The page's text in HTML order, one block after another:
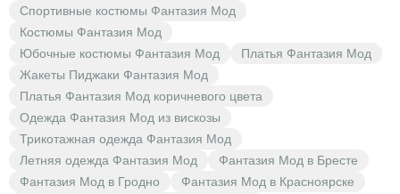
Спортивные костюмы Фантазия Мод
Костюмы Фантазия Мод
Юбочные костюмы Фантазия Мод
Платья Фантазия Мод
Жакеты Пиджаки Фантазия Мод
Платья Фантазия Мод коричневого цвета
Одежда Фантазия Мод из вискозы
Трикотажная одежда Фантазия Мод
Летняя одежда Фантазия Мод
Фантазия Мод в Бресте
Фантазия Мод в Гродно
Фантазия Мод в Красноярске